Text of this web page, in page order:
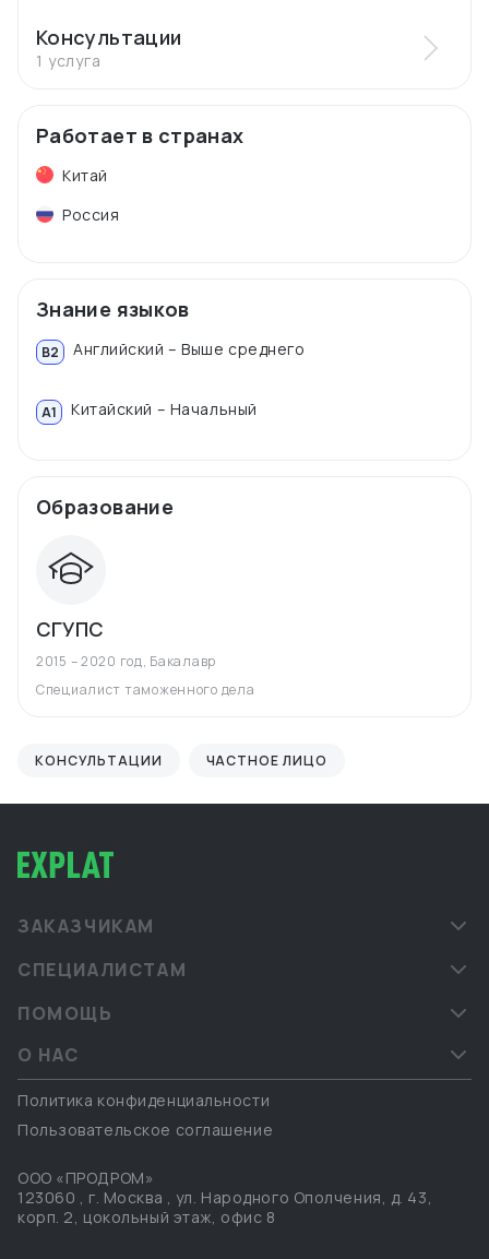
Консультации
1 услуга
Работает в странах
Китай
Россия
Знание языков
B2 Английский – Выше среднего
A1 Китайский – Начальный
Образование
СГУПС
2015 – 2020 год, Бакалавр
Специалист таможенного дела
КОНСУЛЬТАЦИИ ЧАСТНОЕ ЛИЦО
ЗАКАЗЧИКАМ
СПЕЦИАЛИСТАМ
ПОМОЩЬ
О НАС
Политика конфиденциальности
Пользовательское соглашение
ООО «ПРОДРОМ»
123060 , г. Москва , ул. Народного Ополчения, д. 43,
корп. 2, цокольный этаж, офис 8